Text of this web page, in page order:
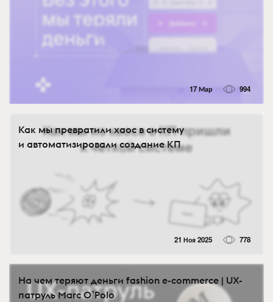
17 Мар 994
Как мы превратили хаос в систему
и автоматизировали создание КП
21 Ноя 2025 778
На чем теряют деньги fashion e-commerce | UX-
патруль Marc O`Polo